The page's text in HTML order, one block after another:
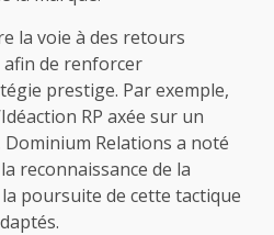
la voie à des retours
afin de renforcer
prestige. Par exemple,
RP axée sur un
Relations a noté
reconnaissance de la
poursuite de cette tactique